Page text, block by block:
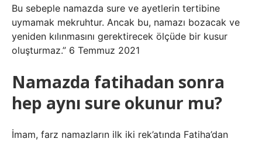
Bu sebeple namazda sure ve ayetlerin tertibine
uymamak mekruhtur. Ancak bu, namazı bozacak ve
yeniden kılınmasını gerektirecek ölçüde bir kusur
oluşturmaz.” 6 Temmuz 2021
Namazda fatihadan sonra
hep aynı sure okunur mu?
İmam, farz namazların ilk iki rek’atında Fatiha’dan